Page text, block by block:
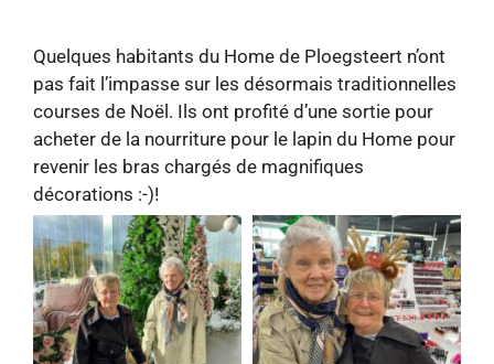
Quelques habitants du Home de Ploegsteert n’ont
pas fait l’impasse sur les désormais traditionnelles
courses de Noël. Ils ont profité d’une sortie pour
acheter de la nourriture pour le lapin du Home pour
revenir les bras chargés de magnifiques
décorations :-)!